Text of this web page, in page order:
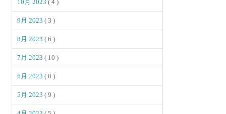
10月 2023( 4 )
9月 2023( 3 )
8月 2023( 6 )
7月 2023( 10 )
6月 2023( 8 )
5月 2023( 9 )